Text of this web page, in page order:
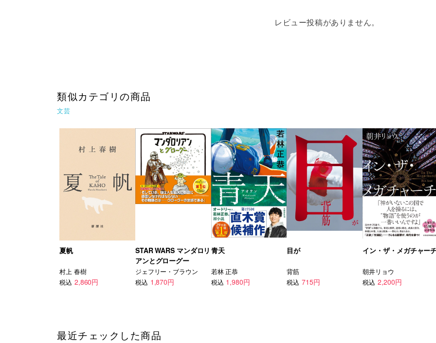
レビュー投稿がありません。
類似カテゴリの商品
文芸
夏帆
村上 春樹
税込 2,860円
STAR WARS マンダロリ
アンとグローグー
ジェフリー・ブラウン
税込 1,870円
青天
若林 正恭
税込 1,980円
目が
背筋
税込 715円
イン・ザ・メガチャー
朝井リョウ
税込 2,200円
最近チェックした商品